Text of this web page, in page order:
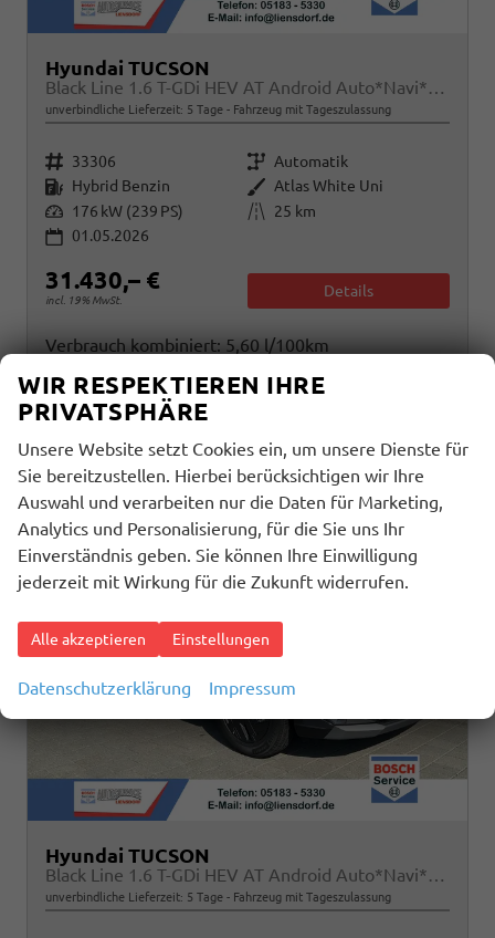
Hyundai TUCSON
Black Line 1.6 T-GDi HEV AT Android Auto*Navi*SHZ*Kamera*2Z Klimaauto*
unverbindliche Lieferzeit: 5 Tage Fahrzeug mit Tageszulassung
Fahrzeugnr. 33306 Getriebe Automatik
Kraftstoff Hybrid Benzin Außenfarbe Atlas White Uni
Leistung 176 kW (239 PS) Kilometerstand
25 km
01.05.2026
31.430,– €
incl. 19% MwSt.
Details
Verbrauch kombiniert: 5,60 l/100km
CO
2-Emissionen:126,00 g/km
Hyundai TUCSON
Black Line 1.6 T-GDi HEV AT Android Auto*Navi*SHZ*Kamera*2Z Klimaauto*
unverbindliche Lieferzeit: 5 Tage Fahrzeug mit Tageszulassung
WIR RESPEKTIEREN IHRE
PRIVATSPHÄRE
Unsere Website setzt Cookies ein, um unsere Dienste für
Sie bereitzustellen. Hierbei berücksichtigen wir Ihre
Auswahl und verarbeiten nur die Daten für Marketing,
Analytics und Personalisierung, für die Sie uns Ihr
Einverständnis geben. Sie können Ihre Einwilligung
jederzeit mit Wirkung für die Zukunft widerrufen.
Alle akzeptieren Einstellungen
Datenschutzerklärung Impressum